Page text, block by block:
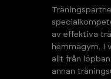
av effektiva
hemmagym. I
allt från
annan